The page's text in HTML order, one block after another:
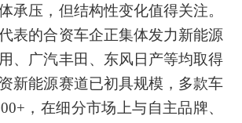
承压，但结构性变化值得关注。
表的合资车企正集体发力新能源
、广汽丰田、东风日产等均取得
新能源赛道已初具规模，多款车
，在细分市场上与自主品牌、